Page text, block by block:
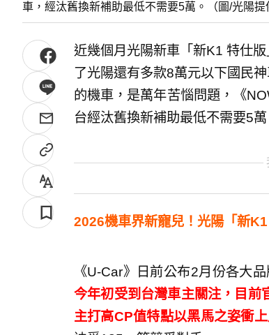
車，經汰舊換新補助最低不需要5萬。（圖/光陽提
近幾個月光陽新車「新K1 特仕
了光陽還有多款8萬元以下國民
的機車，是萬年苦惱問題，《
台經汰舊換新補助最低不需要5
2026機車界新寵兒！光陽「新
《U-Car》日前公布2月份各大
今年初受到台灣車主關注，目前
主打高CP值特點以黑馬之姿衝